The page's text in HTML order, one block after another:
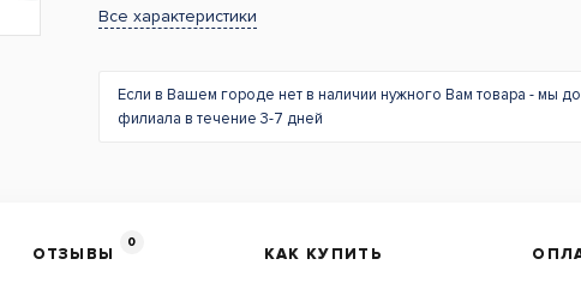
Все характеристики
Если в Вашем городе нет в наличии нужного Вам товара - мы
филиала в течение 3-7 дней
ОТЗЫВЫ
0
КАК КУПИТЬ